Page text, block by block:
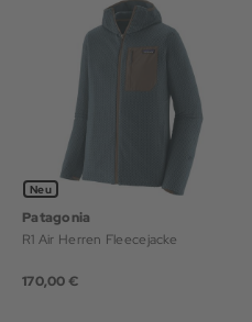
Neu
Patagonia
R1 Air Herren Fleecejacke
170,00 €